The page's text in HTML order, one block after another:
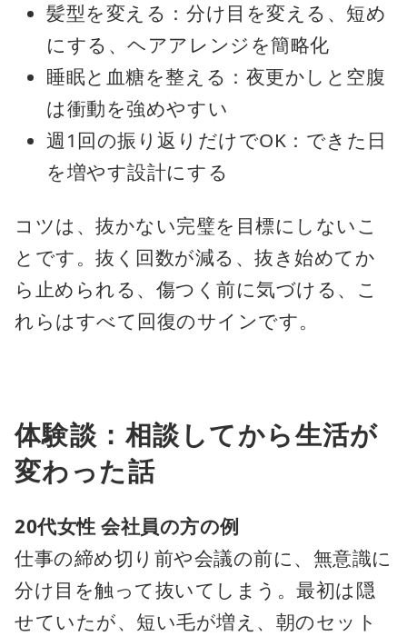
髪型を変える：分け目を変える、短め
にする、ヘアアレンジを簡略化
睡眠と血糖を整える：夜更かしと空腹
は衝動を強めやすい
週1回の振り返りだけでOK：できた日
を増やす設計にする
コツは、抜かない完璧を目標にしないこ
とです。抜く回数が減る、抜き始めてか
ら止められる、傷つく前に気づける、こ
れらはすべて回復のサインです。
体験談：相談してから生活が
変わった話
20代女性 会社員の方の例
仕事の締め切り前や会議の前に、無意識に
分け目を触って抜いてしまう。最初は隠
せていたが、短い毛が増え、朝のセット